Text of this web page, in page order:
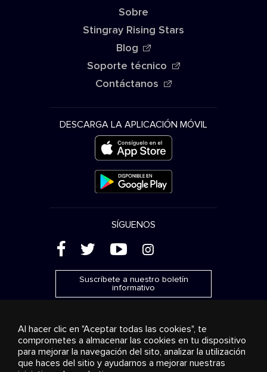
Sobre
Stingray Rising Stars
Blog
Soporte técnico
Contáctanos
DESCARGA LA APLICACIÓN MÓVIL
SÍGUENOS
( ' + &
Suscríbete a nuestro boletín
informativo
Publicidad Transmisión y distribución
Productos de
consumo
Soluciones empresariales Radio
Sobre
Al hacer clic en "Aceptar todas las cookies", te
comprometes a almacenar las cookies en tu dispositivo
para mejorar la navegación del sito, analizar la utilización
que haces del sitio y ayudarnos a mejorar nuestras